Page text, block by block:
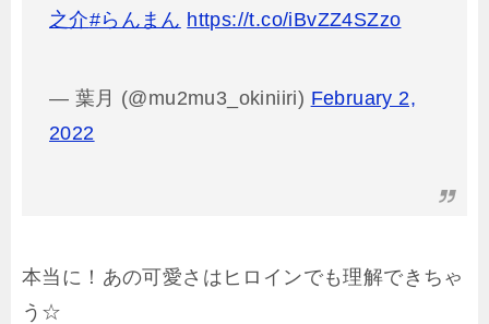
之介#らんまん https://t.co/iBvZZ4SZzo
— 葉月 (@mu2mu3_okiniiri) February 2,
2022
本当に！あの可愛さはヒロインでも理解できちゃ
う☆